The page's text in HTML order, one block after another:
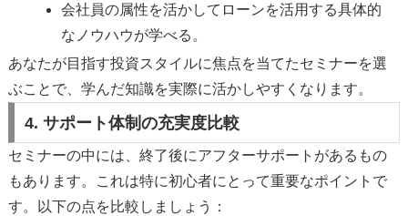
会社員の属性を活かしてローンを活用する具体的
なノウハウが学べる。
あなたが目指す投資スタイルに焦点を当てたセミナーを選
ぶことで、学んだ知識を実際に活かしやすくなります。
4. サポート体制の充実度比較
セミナーの中には、終了後にアフターサポートがあるもの
もあります。これは特に初心者にとって重要なポイントで
す。以下の点を比較しましょう：